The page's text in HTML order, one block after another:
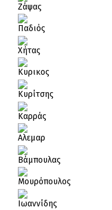
Ζάψας
Παδιός
Χήτας
Κυρικος
Κυρίτσης
Καρράς
Αλεμαρ
Βάμπουλας
Μουρόπουλος
Ιωαννίδης